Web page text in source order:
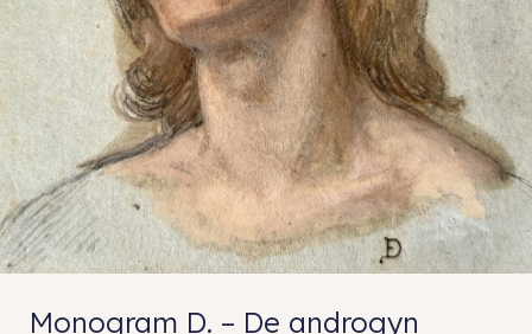
Monogram D. – De androgyn